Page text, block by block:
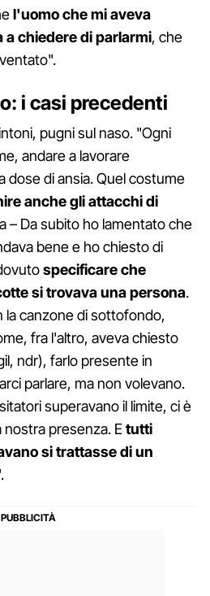
l'uomo che mi aveva
chiedere di parlarmi, che
i casi precedenti
pugni sul naso. "Ogni
andare a lavorare
dose di ansia. Quel costume
anche gli attacchi di
– Da subito ho lamentato che
bene e ho chiesto di
specificare che
si trovava una persona.
la canzone di sottofondo,
fra l'altro, aveva chiesto
ndr), farlo presente in
parlare, ma non volevano.
superavano il limite, ci è
presenza. E tutti
si trattasse di un